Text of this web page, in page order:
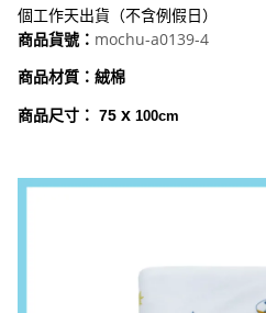
個工作天出貨（不含例假日）
商品貨號： mochu-a0139-4
商品材質：絨棉
商品尺寸： 75 x 100cm